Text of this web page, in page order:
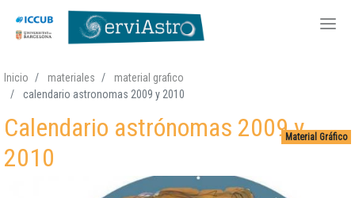
al
principal
Inicio materiales
material grafico
calendario astronomas 2009 y 2010
Material Gráfico
Calendario astrónomas 2009 y
2010